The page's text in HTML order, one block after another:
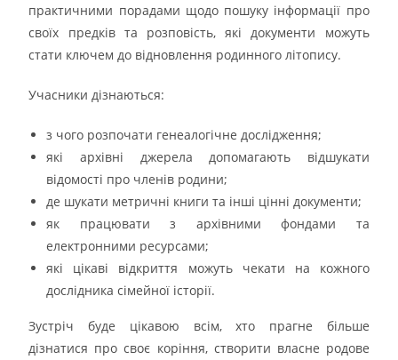
практичними порадами щодо пошуку інформації про
своїх предків та розповість, які документи можуть
стати ключем до відновлення родинного літопису.
Учасники дізнаються:
з чого розпочати генеалогічне дослідження;
які архівні джерела допомагають відшукати
відомості про членів родини;
де шукати метричні книги та інші цінні документи;
як працювати з архівними фондами та
електронними ресурсами;
які цікаві відкриття можуть чекати на кожного
дослідника сімейної історії.
Зустріч буде цікавою всім, хто прагне більше
дізнатися про своє коріння, створити власне родове